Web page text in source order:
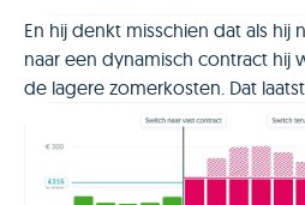
En hij denkt misschien dat als
naar een dynamisch contract hij
de lagere zomerkosten. Dat